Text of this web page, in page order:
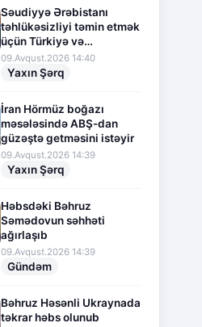
Səudiyyə Ərəbistanı
təhlükəsizliyi təmin etmək
üçün Türkiyə və
Pakistanla hərbi
əməkdaşlığı genişləndirir
09.Avqust.2026 14:40
Yaxın Şərq
İran Hörmüz boğazı
məsələsində ABŞ-dan
güzəştə getməsini istəyir
09.Avqust.2026 14:39
Yaxın Şərq
Həbsdəki Bəhruz
Səmədovun səhhəti
ağırlaşıb
09.Avqust.2026 14:39
Gündəm
Bəhruz Həsənli Ukraynada
təkrar həbs olunub